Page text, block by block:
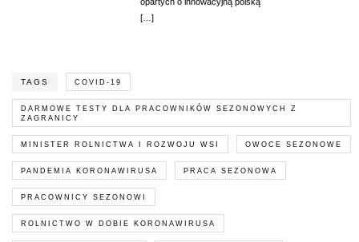
[…]
TAGS COVID-19
DARMOWE TESTY DLA PRACOWNIKÓW SEZONOWYCH Z
ZAGRANICY
MINISTER ROLNICTWA I ROZWOJU WSI OWOCE SEZONOWE
PANDEMIA KORONAWIRUSA PRACA SEZONOWA
PRACOWNICY SEZONOWI
ROLNICTWO W DOBIE KORONAWIRUSA